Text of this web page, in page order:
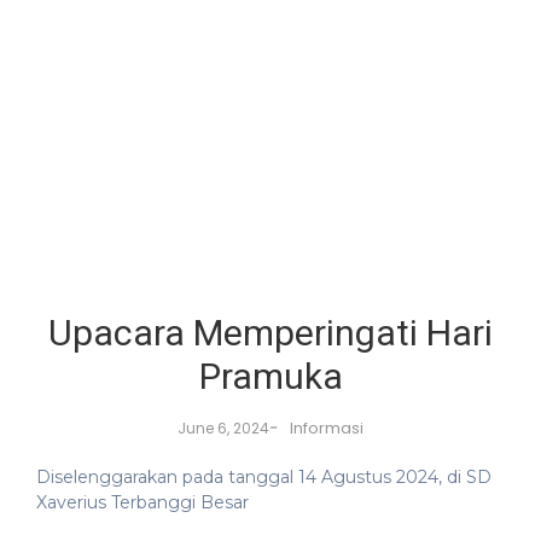
Upacara Memperingati Hari
Pramuka
June 6, 2024- Informasi
Diselenggarakan pada tanggal 14 Agustus 2024, di SD
Xaverius Terbanggi Besar